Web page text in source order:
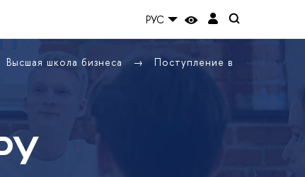
РУС
Высшая школа бизнеса
Поступление в